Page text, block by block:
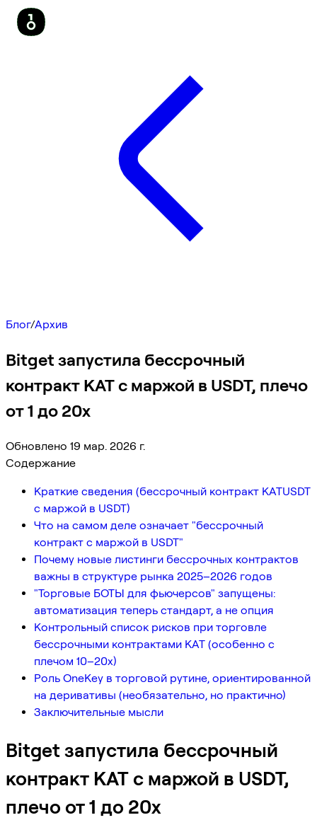
Блог/Архив
Bitget запустила бессрочный
контракт KAT с маржой в USDT, плечо
от 1 до 20x
Обновлено 19 мар. 2026 г.
Содержание
Краткие сведения (бессрочный контракт KATUSDT
с маржой в USDT)
Что на самом деле означает "бессрочный
контракт с маржой в USDT"
Почему новые листинги бессрочных контрактов
важны в структуре рынка 2025–2026 годов
"Торговые БОТЫ для фьючерсов" запущены:
автоматизация теперь стандарт, а не опция
Контрольный список рисков при торговле
бессрочными контрактами KAT (особенно с
плечом 10–20x)
Роль OneKey в торговой рутине, ориентированной
на деривативы (необязательно, но практично)
Заключительные мысли
Bitget запустила бессрочный
контракт KAT с маржой в USDT,
плечо от 1 до 20x